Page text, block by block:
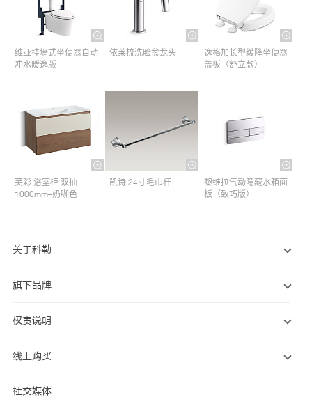
维亚挂墙式坐便器自动
冲水暖逸版
依莱梳洗脸盆龙头
逸格加长型缓降坐便器
盖板（舒立款）
芙彩 浴室柜 双抽
1000mm–奶咖色
凯诗 24寸毛巾杆​
黎维拉气动隐藏水箱面
板（致巧版）
关于科勒
旗下品牌
权责说明
线上购买
社交媒体